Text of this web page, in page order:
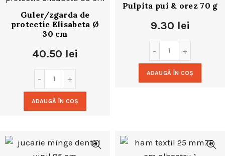
Guler/zgarda de
protectie Elisabeta Ø
30 cm
40.50 lei
ADAUGĂ ÎN COȘ
Pulpita pui & orez 70 g
9.30 lei
ADAUGĂ ÎN COȘ